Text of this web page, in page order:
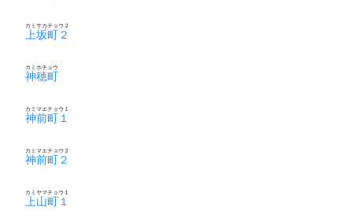
上坂町２
カミサカチョウ２
神穂町
カミホチョウ
神前町１
カミマエチョウ１
神前町２
カミマエチョウ２
上山町１
カミヤマチョウ１